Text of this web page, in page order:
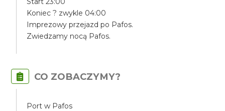
Koniec ? zwykle 04:00
Imprezowy przejazd po Pafos.
Zwiedzamy nocą Pafos.
CO ZOBACZYMY?
Port w Pafos